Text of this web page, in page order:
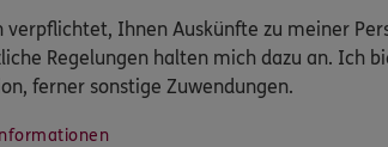
verpflichtet, Ihnen Auskünfte zu meiner
Regelungen halten mich dazu an. Ich
ferner sonstige Zuwendungen.